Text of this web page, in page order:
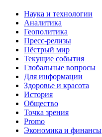
Наука и технологии
Аналитика
Геополитика
Пресс-релизы
Пёстрый мир
Текущие события
Глобальные вопросы
Для информации
Здоровье и красота
История
Общество
Точка зрения
Promo
Экономика и финансы